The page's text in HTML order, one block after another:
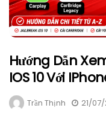
Hướng Dẫn
IOS 10 Với
Trần Thịnh 21/